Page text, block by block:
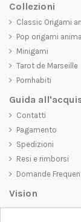
Collezioni
Classic Origami
Pop origami
Minigami
Tarot de Marseille
Pornhabiti
Guida
Contatti
Pagamento
Spedizioni
Resi e rimborsi
Domande
Vision